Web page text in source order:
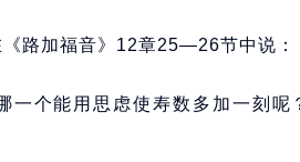
路加福音》12章25—26节中说：
一个能用思虑使寿数多加一刻